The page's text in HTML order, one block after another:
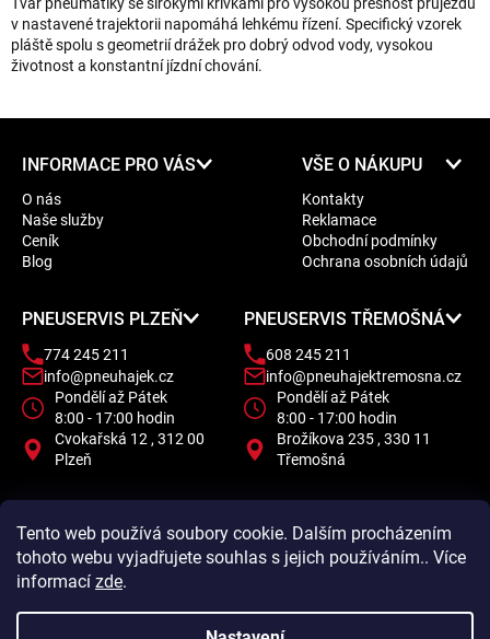
Tento web používá soubory cookie. Dalším procházením
tohoto webu vyjadřujete souhlas s jejich používáním.. Více
informací zde.
v nastavené trajektorii napomáhá lehkému řízení. Specifický vzorek
pláště spolu s geometrií drážek pro dobrý odvod vody, vysokou
životnost a konstantní jízdní chování.
INFORMACE PRO VÁS
O nás
Naše služby
Ceník
Blog
VŠE O NÁKUPU
Kontakty
Reklamace
Obchodní podmínky
Ochrana osobních údajů
PNEUSERVIS PLZEŇ
774 245 211
info@pneuhajek.cz
Pondělí až Pátek
8:00 - 17:00 hodin
Cvokařská 12 , 312 00
Plzeň
PNEUSERVIS TŘEMOŠNÁ
608 245 211
info@pneuhajektremosna.cz
Pondělí až Pátek
8:00 - 17:00 hodin
Brožíkova 235 , 330 11
Třemošná